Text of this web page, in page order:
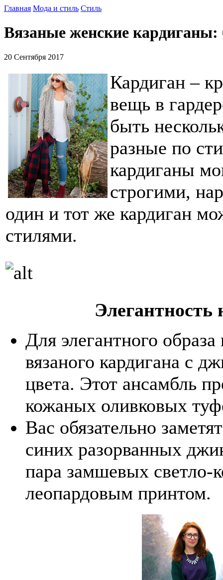
Главная Мода и стиль Стиль
Вязаные женские кардиганы:
20 Сентября 2017
Кардиган –
вещь в
быть
разные по
кардиганы
строгими,
один и тот же кардиган
стилями.
Элегантность
Для элегантного
вязаного кардигана с
цвета. Этот ансамбль
кожаных оливковых
Вас обязательно
синих разорванных
пара замшевых светло-
леопардовым принтом.